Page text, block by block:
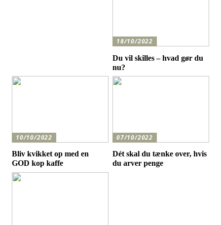
18/10/2022
Du vil skilles – hvad gør du
nu?
10/10/2022
Bliv kvikket op med en
GOD kop kaffe
07/10/2022
Dét skal du tænke over, hvis
du arver penge